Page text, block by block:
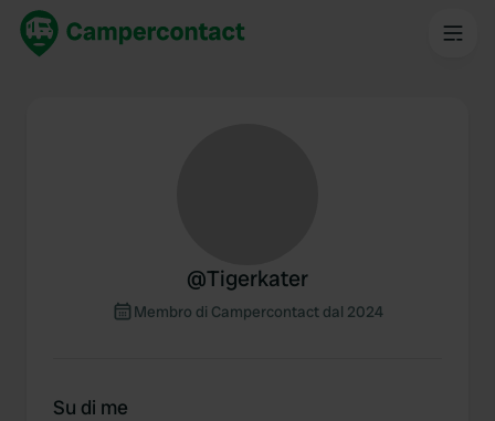
@Tigerkater
Membro di Campercontact dal 2024
Su di me